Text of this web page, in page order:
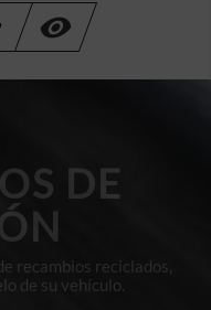

DE
recambios reciclados,
de su vehículo.